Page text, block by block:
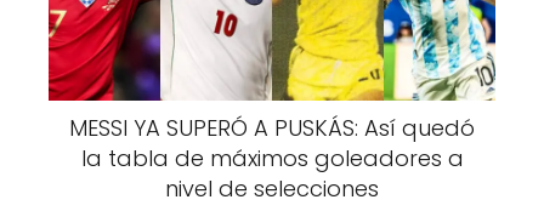
MESSI YA SUPERÓ A PUSKÁS: Así quedó
la tabla de máximos goleadores a
nivel de selecciones